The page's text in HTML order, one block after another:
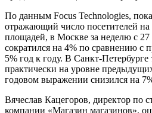
По данным Focus Technologies,
отражающий число посетителей
площадей, в Москве за неделю с 27
сократился на 4% по сравнению с
5% год к году. В Санкт-Петербурге
практически на уровне
годовом выражении снизился на
Вячеслав Кацегоров, директор по
компании «Магазин магазинов»,